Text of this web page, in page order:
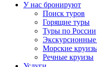
У нас бронируют
Поиск туров
Горящие туры
Туры по России
Морские
Речные круизы